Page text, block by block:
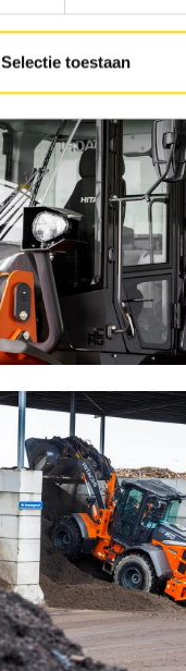
Selectie toestaan